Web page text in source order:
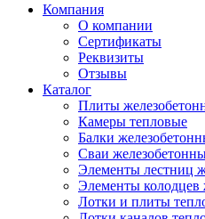
Компания
О компании
Сертификаты
Реквизиты
Отзывы
Каталог
Плиты
Камеры тепловые
Балки
Сваи
Элементы лестниц
Элементы колодцев
Лотки и плиты